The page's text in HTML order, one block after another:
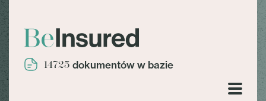
14725 dokumentów w bazie